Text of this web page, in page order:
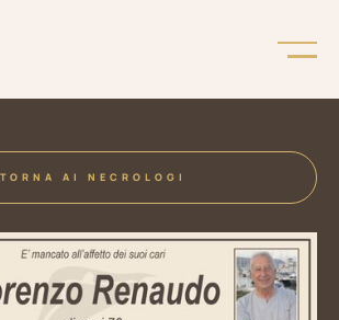
TORNA AI NECROLOGI